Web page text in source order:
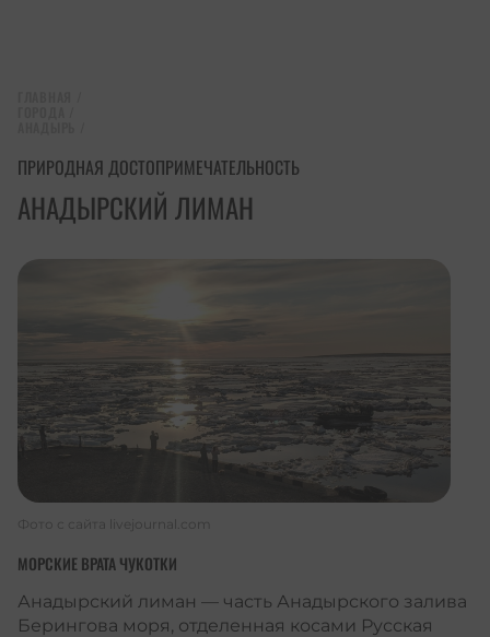
ПРИРОДНАЯ ДОСТОПРИМЕЧАТЕЛЬНОСТЬ
АНАДЫРСКИЙ ЛИМАН
Фото с сайта livejournal.com
МОРСКИЕ ВРАТА ЧУКОТКИ
Анадырский лиман — часть Анадырского залива
Берингова моря, отделенная косами Русская